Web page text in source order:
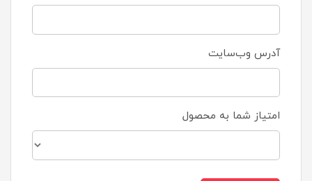
آدرس وب‌سایت
امتیاز شما به محصول